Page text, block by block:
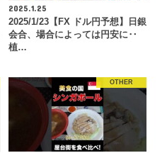
2025.1.25
2025/1/23【FX ドル円予想】日銀
会合、場合によっては円安に‥
植…
OTHER